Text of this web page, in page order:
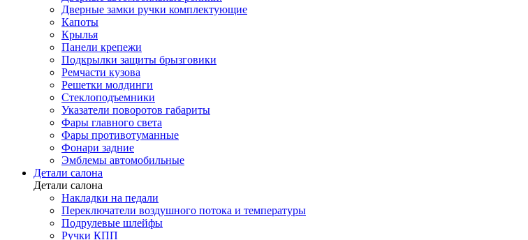
Дверные замки ручки комплектующие
Капоты
Крылья
Панели крепежи
Подкрылки защиты брызговики
Ремчасти кузова
Решетки молдинги
Стеклоподъемники
Указатели поворотов габариты
Фары главного света
Фары противотуманные
Фонари задние
Эмблемы автомобильные
Детали салона
Детали салона
Накладки на педали
Переключатели воздушного потока и температуры
Подрулевые шлейфы
Ручки КПП